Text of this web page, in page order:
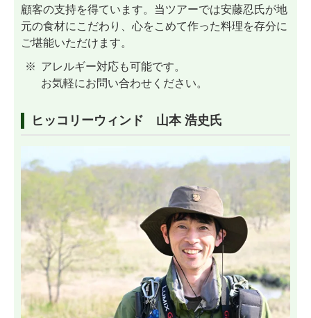
顧客の支持を得ています。当ツアーでは安藤忍氏が地
元の食材にこだわり、心をこめて作った料理を存分に
ご堪能いただけます。
アレルギー対応も可能です。
お気軽にお問い合わせください。
ヒッコリーウィンド 山本 浩史氏